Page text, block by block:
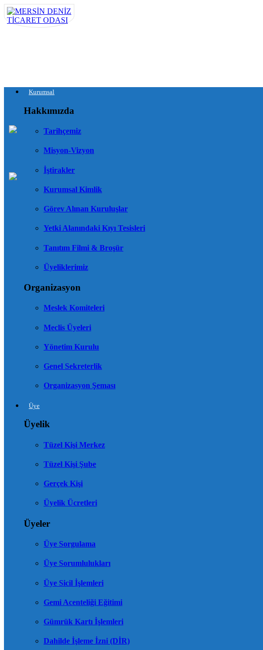
Kurumsal
Hakkımızda
Tarihçemiz
Misyon-Vizyon
İştirakler
Kurumsal Kimlik
Görev Alınan Kuruluşlar
Yetki Alanındaki Kıyı Tesisleri
Tanıtım Filmi & Broşür
Üyeliklerimiz
Organizasyon
Meslek Komiteleri
Meclis Üyeleri
Yönetim Kurulu
Genel Sekreterlik
Organizasyon Şeması
Üye
Üyelik
Tüzel Kişi Merkez
Tüzel Kişi Şube
Gerçek Kişi
Üyelik Ücretleri
Üyeler
Üye Sorgulama
Üye Sorumlulukları
Üye Sicil İşlemleri
Gemi Acenteliği Eğitimi
Gümrük Kartı İşlemleri
Dahilde İşleme İzni (DİR)